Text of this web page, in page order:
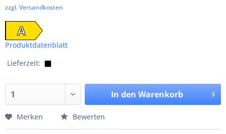
zzgl. Versandkosten
A
Produktdatenblatt
Lieferzeit:
In den Warenkorb
Merken Bewerten